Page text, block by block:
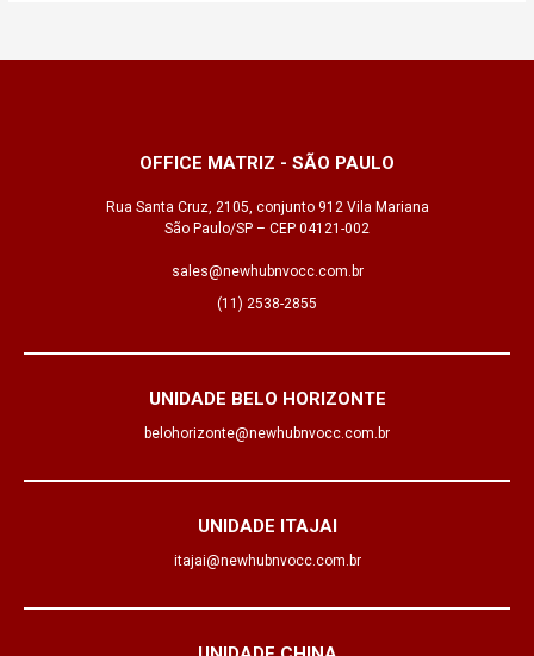
OFFICE MATRIZ - SÃO PAULO
Rua Santa Cruz, 2105, conjunto 912 Vila Mariana
São Paulo/SP – CEP 04121-002
sales@newhubnvocc.com.br
(11) 2538-2855
UNIDADE BELO HORIZONTE
belohorizonte@newhubnvocc.com.br
UNIDADE ITAJAI
itajai@newhubnvocc.com.br